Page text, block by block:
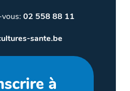
02 558 88 11
sante.be
à